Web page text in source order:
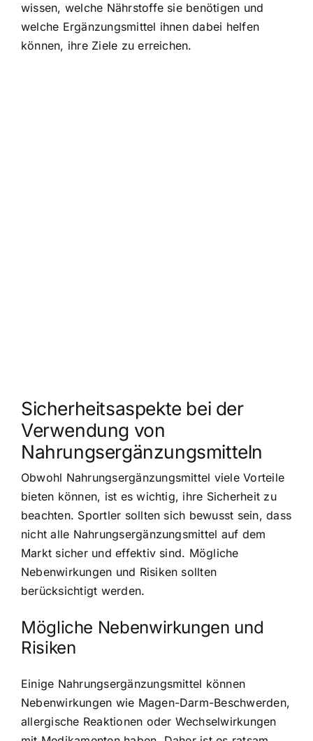
wissen, welche Nährstoffe sie benötigen und
welche Ergänzungsmittel ihnen dabei helfen
können, ihre Ziele zu erreichen.
Sicherheitsaspekte bei der
Verwendung von
Nahrungsergänzungsmitteln
Obwohl Nahrungsergänzungsmittel viele Vorteile
bieten können, ist es wichtig, ihre Sicherheit zu
beachten. Sportler sollten sich bewusst sein, dass
nicht alle Nahrungsergänzungsmittel auf dem
Markt sicher und effektiv sind. Mögliche
Nebenwirkungen und Risiken sollten
berücksichtigt werden.
Mögliche Nebenwirkungen und
Risiken
Einige Nahrungsergänzungsmittel können
Nebenwirkungen wie Magen-Darm-Beschwerden,
allergische Reaktionen oder Wechselwirkungen